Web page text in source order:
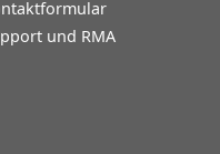
und RMA